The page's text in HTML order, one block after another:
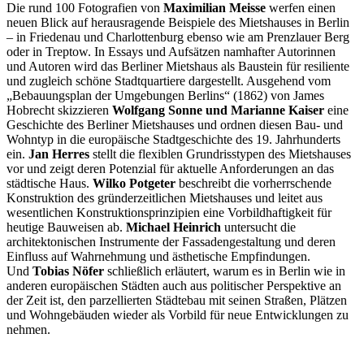
Die rund 100 Fotografien von Maximilian Meisse werfen einen
neuen Blick auf herausragende Beispiele des Mietshauses in Berlin
– in Friedenau und Charlottenburg ebenso wie am Prenzlauer Berg
oder in Treptow. In Essays und Aufsätzen namhafter Autorinnen
und Autoren wird das Berliner Mietshaus als Baustein für resiliente
und zugleich schöne Stadtquartiere dargestellt. Ausgehend vom
„Bebauungsplan der Umgebungen Berlins“ (1862) von James
Hobrecht skizzieren Wolfgang Sonne und Marianne Kaiser eine
Geschichte des Berliner Mietshauses und ordnen diesen Bau- und
Wohntyp in die europäische Stadtgeschichte des 19. Jahrhunderts
ein. Jan Herres stellt die flexiblen Grundrisstypen des Mietshauses
vor und zeigt deren Potenzial für aktuelle Anforderungen an das
städtische Haus. Wilko Potgeter beschreibt die vorherrschende
Konstruktion des gründerzeitlichen Mietshauses und leitet aus
wesentlichen Konstruktionsprinzipien eine Vorbildhaftigkeit für
heutige Bauweisen ab. Michael Heinrich untersucht die
architektonischen Instrumente der Fassadengestaltung und deren
Einfluss auf Wahrnehmung und ästhetische Empfindungen.
Und Tobias Nöfer schließlich erläutert, warum es in Berlin wie in
anderen europäischen Städten auch aus politischer Perspektive an
der Zeit ist, den parzellierten Städtebau mit seinen Straßen, Plätzen
und Wohngebäuden wieder als Vorbild für neue Entwicklungen zu
nehmen.